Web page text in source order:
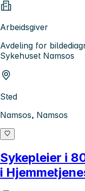
Arbeidsgiver
Avdeling for
Sykehuset Namsos
Sted
Namsos, Namsos
Sykepleier i
i